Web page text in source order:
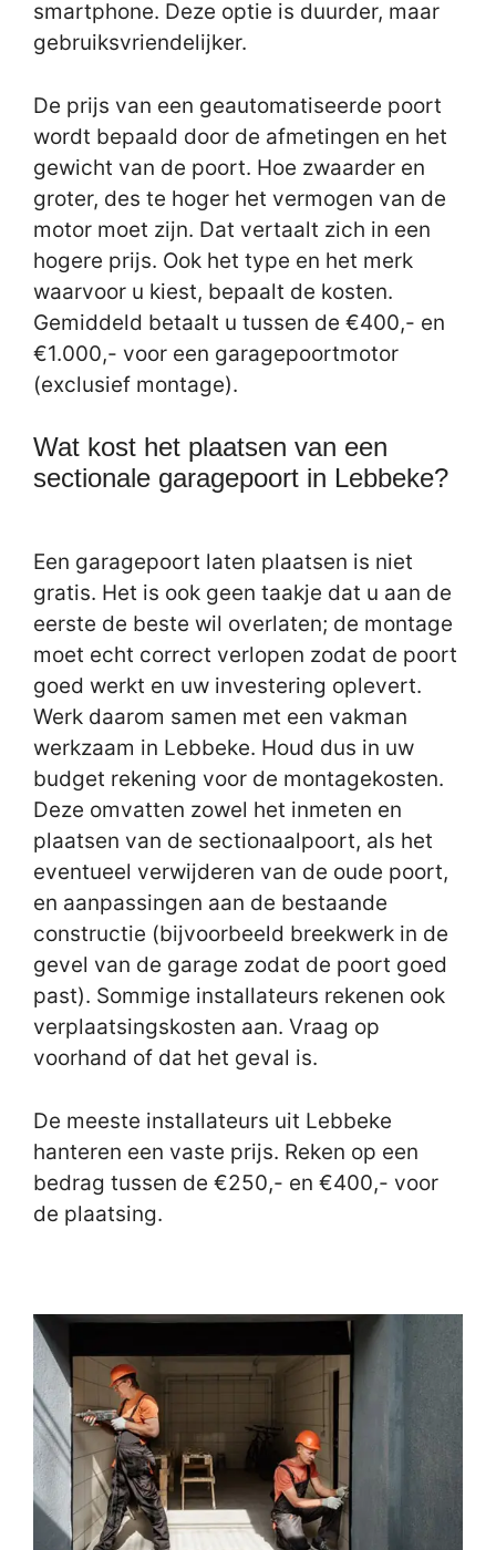
smartphone. Deze optie is duurder, maar
gebruiksvriendelijker.
De prijs van een geautomatiseerde poort
wordt bepaald door de afmetingen en het
gewicht van de poort. Hoe zwaarder en
groter, des te hoger het vermogen van de
motor moet zijn. Dat vertaalt zich in een
hogere prijs. Ook het type en het merk
waarvoor u kiest, bepaalt de kosten.
Gemiddeld betaalt u tussen de €400,- en
€1.000,- voor een garagepoortmotor
(exclusief montage).
Wat kost het plaatsen van een
sectionale garagepoort in Lebbeke?
Een garagepoort laten plaatsen is niet
gratis. Het is ook geen taakje dat u aan de
eerste de beste wil overlaten; de montage
moet echt correct verlopen zodat de poort
goed werkt en uw investering oplevert.
Werk daarom samen met een vakman
werkzaam in Lebbeke. Houd dus in uw
budget rekening voor de montagekosten.
Deze omvatten zowel het inmeten en
plaatsen van de sectionaalpoort, als het
eventueel verwijderen van de oude poort,
en aanpassingen aan de bestaande
constructie (bijvoorbeeld breekwerk in de
gevel van de garage zodat de poort goed
past). Sommige installateurs rekenen ook
verplaatsingskosten aan. Vraag op
voorhand of dat het geval is.
De meeste installateurs uit Lebbeke
hanteren een vaste prijs. Reken op een
bedrag tussen de €250,- en €400,- voor
de plaatsing.